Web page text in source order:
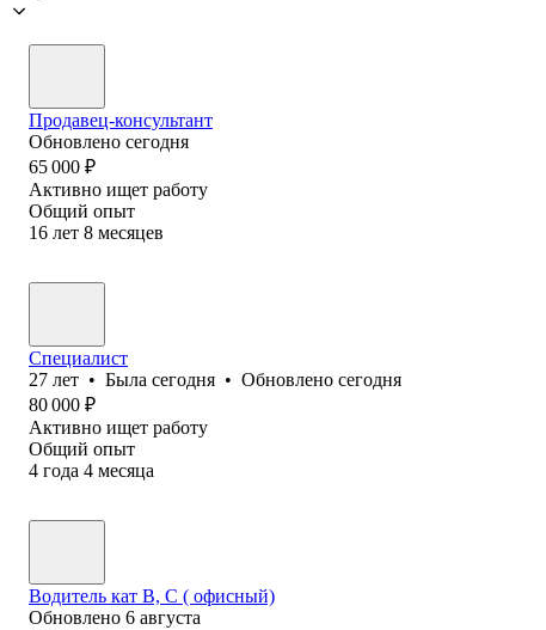
Продавец-консультант
Обновлено сегодня
65 000 ₽
Активно ищет работу
Общий опыт
16 лет 8 месяцев
Специалист
27 лет • Была сегодня • Обновлено сегодня
80 000 ₽
Активно ищет работу
Общий опыт
4 года 4 месяца
Водитель кат В, С ( офисный)
Обновлено 6 августа